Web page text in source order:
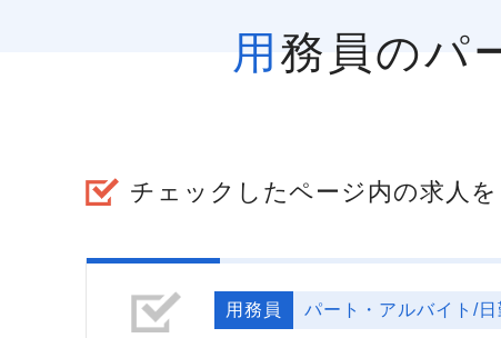
用務員の
チェックしたページ内の求人
用務員 パート・アルバイト/日